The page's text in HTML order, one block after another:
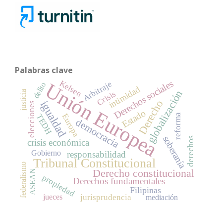
Palabras clave
Unión Europea
Tribunal Constitucional
igualdad globalización
Derecho constitucional
Derecho
democracia
crisis económica
Derechos sociales
Estado
soberanía
responsabilidad
Derechos fundamentales
intimidad
Filipinas
derechos
Crisis
jurisprudencia
reforma
TEDH
elecciones Europa
Arbitraje
propiedad
Kelsen
federalismo
Gobierno
ASEAN
jueces
justicia
mediación
delito